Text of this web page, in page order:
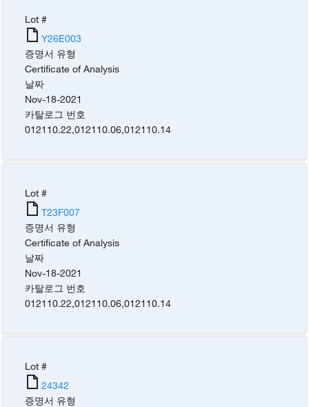
Lot #
Y26E003
증명서 유형
Certificate of Analysis
날짜
Nov-18-2021
카탈로그 번호
012110.22,012110.06,012110.14
Lot #
T23F007
증명서 유형
Certificate of Analysis
날짜
Nov-18-2021
카탈로그 번호
012110.22,012110.06,012110.14
Lot #
24342
증명서 유형